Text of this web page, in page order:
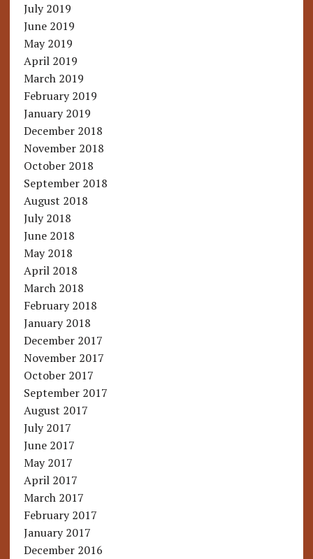
July 2019
June 2019
May 2019
April 2019
March 2019
February 2019
January 2019
December 2018
November 2018
October 2018
September 2018
August 2018
July 2018
June 2018
May 2018
April 2018
March 2018
February 2018
January 2018
December 2017
November 2017
October 2017
September 2017
August 2017
July 2017
June 2017
May 2017
April 2017
March 2017
February 2017
January 2017
December 2016